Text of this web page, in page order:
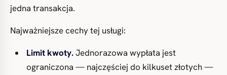
jedna transakcja.
Najważniejsze cechy tej usługi:
Limit kwoty.Jednorazowa wypłata jest
ograniczona — najczęściej do kilkuset złotych —